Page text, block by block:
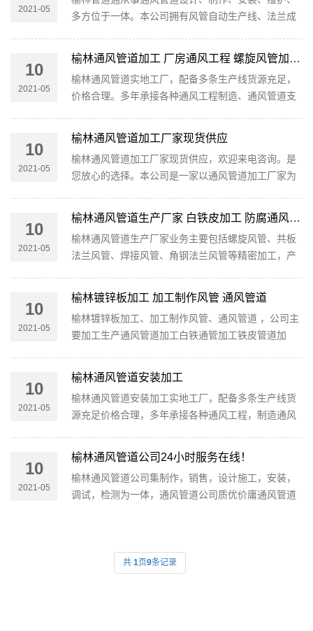
2021-05
多方位于一体。本公司拥有风管自动生产线、法兰成
10
2021-05
榆林通风管道加工 厂房通风工程 螺旋风管加工安装
榆林通风管道实地工厂，配备多条生产线货源充足，
价格合理。多年承接各种通风工程制造、通风管道支
10
2021-05
榆林通风管道加工厂家现货供应
榆林通风管道加工厂家现货供应，欢迎来电咨询。是
您放心的选择。本公司是一家以通风管道加工厂家为
10
2021-05
榆林通风管道生产厂家 白铁皮加工 防腐通风管道
榆林通风管道生产厂家业务主要包括螺旋风管、共板
法兰风管、焊接风管、角钢法兰风管等精密加工，产
10
2021-05
榆林镀锌板加工 加工制作风管 通风管道
榆林镀锌板加工、加工制作风管、通风管道 ，公司主
要加工生产通风管道加工白铁通管加工铁皮管道加
10
2021-05
榆林通风管道安装加工
榆林通风管道安装加工实地工厂，配备多条生产线货
源充足价格合理，多年承接各种通风工程，制造通风
10
2021-05
榆林通风管道公司24小时服务在线！
榆林通风管道公司集制作，销售，设计施工，安装，
调试，检测为一体，通风管道公司质优价庸通风管道
共 1页9条记录